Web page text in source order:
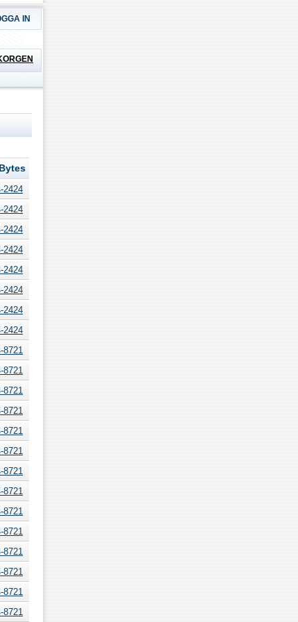
IN
Bytes
2424
2424
2424
2424
2424
2424
2424
2424
8721
8721
8721
8721
8721
8721
8721
8721
8721
8721
8721
8721
8721
8721